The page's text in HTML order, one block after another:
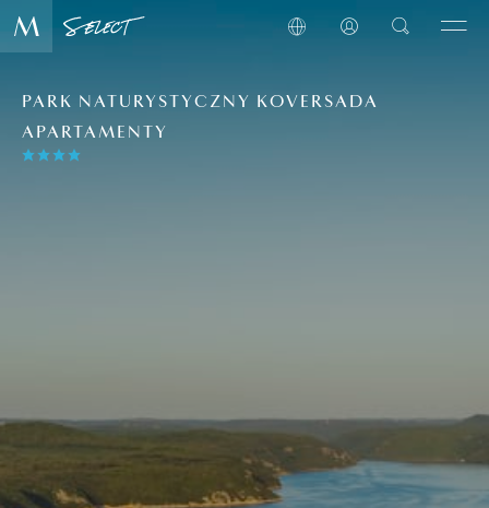
PARK NATURYSTYCZNY KOVERSADA
APARTAMENTY